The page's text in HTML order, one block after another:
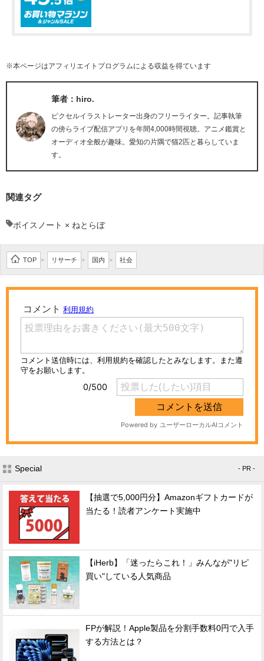
※本ページはアフィリエイトプログラムによる収益を得ています
筆者：hiro.
ピクセルイラストレーター出身のフリーライター。記事執筆
の傍らライブ配信アプリを年間4,000時間視聴。アニメ鑑賞と
オーディオ全般が趣味。愛知の片隅で猫2匹と暮らしていま
す。
関連タグ
ボイスノート × ねとらぼ
TOP > リサーチ > 国内 > 社会
Special - PR -
【抽選で5,000円分】Amazonギフトカードが
当たる！読者アンケート実施中
【iHerb】「迷ったらこれ！」みんなが"リピ
買い"している人気商品
FPが解説！Apple製品を分割手数料0円で入手
する方法とは？